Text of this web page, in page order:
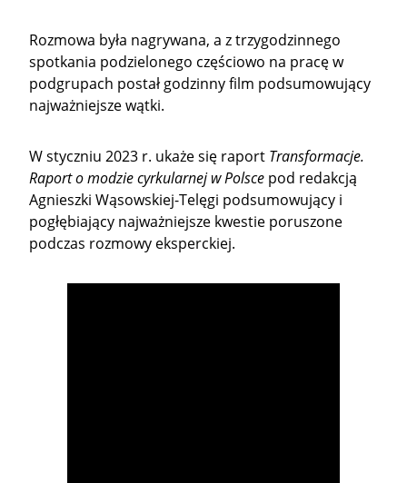
Rozmowa była nagrywana, a z trzygodzinnego
spotkania podzielonego częściowo na pracę w
podgrupach postał godzinny film podsumowujący
najważniejsze wątki.
W styczniu 2023 r. ukaże się raport Transformacje.
Raport o modzie cyrkularnej w Polsce pod redakcją
Agnieszki Wąsowskiej-Telęgi podsumowujący i
pogłębiający najważniejsze kwestie poruszone
podczas rozmowy eksperckiej.